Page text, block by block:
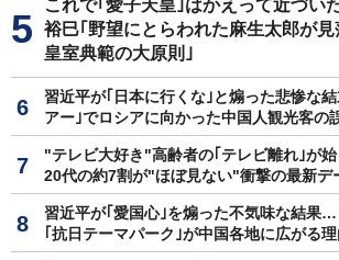
これで｢愛子天皇｣はかえって近づい
裕巳｢野望にとらわれた麻生太郎が見
皇室典範の大原則｣
習近平が｢日本に行くな｣と煽った悲惨な
アー｣でロシアに向かった中国人観光客の
"テレビ大好き"高齢者の｢テレビ離れ｣が
20代の約7割が"ほぼ見ない"衝撃の最新デ
習近平が｢愛国心｣を煽った不気味な結果
｢抗日テーマパーク｣が中国各地に広がる